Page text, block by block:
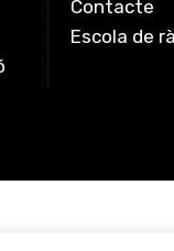
Contacte
Escola de